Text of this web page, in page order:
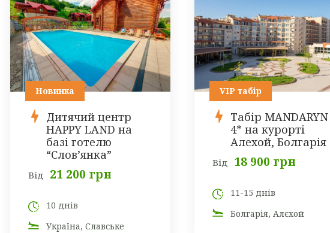
Новинка
Дитячий центр
HAPPY LAND на
базі готелю
“Слов’янка”
Від 21 200 грн
10 днів
Україна, Славське
VIP табір
Табір MANDARYN
4* на курорті
Алехой, Болгарія
Від 18 900 грн
11-15 днів
Болгарія, Алєхой